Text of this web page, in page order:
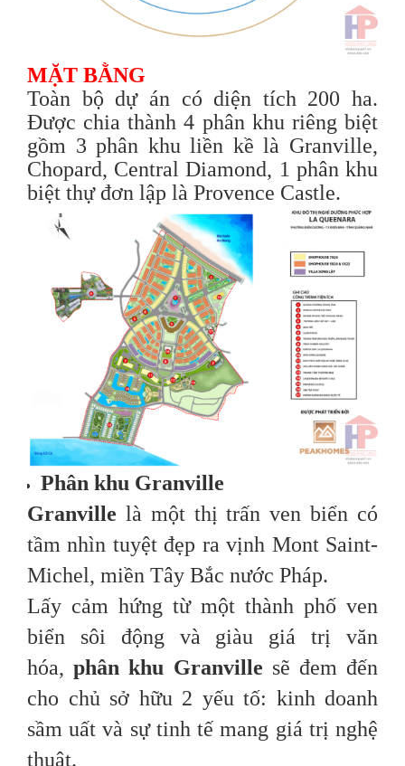
MẶT BẰNG
Toàn bộ dự án có diện tích 200 ha.
Được chia thành 4 phân khu riêng biệt
gồm 3 phân khu liền kề là Granville,
Chopard, Central Diamond, 1 phân khu
biệt thự đơn lập là Provence Castle.
Phân khu Granville
Granville là một thị trấn ven biển có
tầm nhìn tuyệt đẹp ra vịnh Mont Saint-
Michel, miền Tây Bắc nước Pháp.
Lấy cảm hứng từ một thành phố ven
biển sôi động và giàu giá trị văn
hóa,phân khu Granville sẽ đem đến
cho chủ sở hữu 2 yếu tố: kinh doanh
sầm uất và sự tinh tế mang giá trị nghệ
thuật.